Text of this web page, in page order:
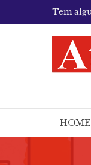
Tem
HOME